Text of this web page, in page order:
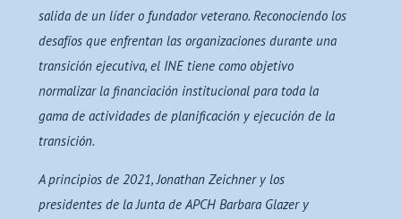
salida de un líder o fundador veterano. Reconociendo los
desafíos que enfrentan las organizaciones durante una
transición ejecutiva, el INE tiene como objetivo
normalizar la financiación institucional para toda la
gama de actividades de planificación y ejecución de la
transición.
A principios de 2021, Jonathan Zeichner y los
presidentes de la Junta de APCH Barbara Glazer y